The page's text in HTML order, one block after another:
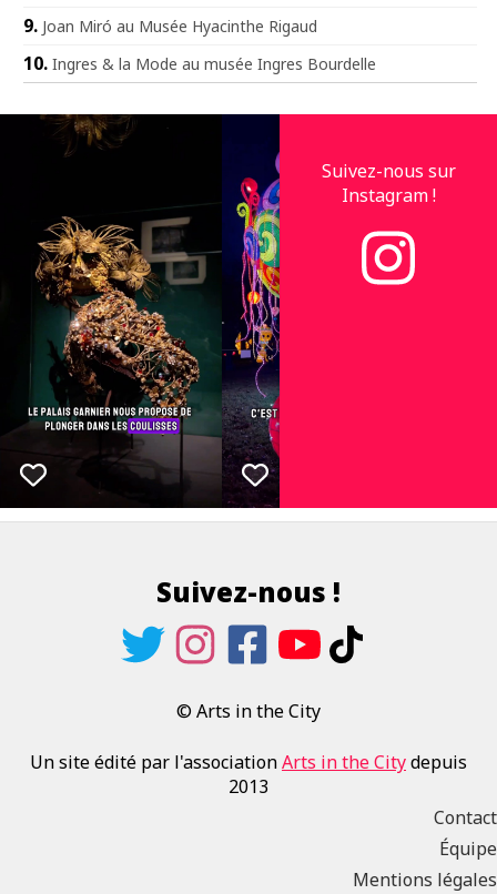
Joan Miró au Musée Hyacinthe Rigaud
Ingres & la Mode au musée Ingres Bourdelle
Suivez-nous sur
Instagram !
Suivez-nous !
© Arts in the City
Un site édité par l'associationArts in the Citydepuis
2013
Contact
Équipe
Mentions légales